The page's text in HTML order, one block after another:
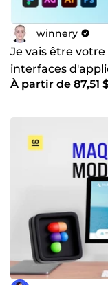
winnery
Je vais être
interfaces
captivants
À partir de 87,51